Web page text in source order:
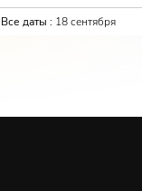
Все даты : 18 сентября